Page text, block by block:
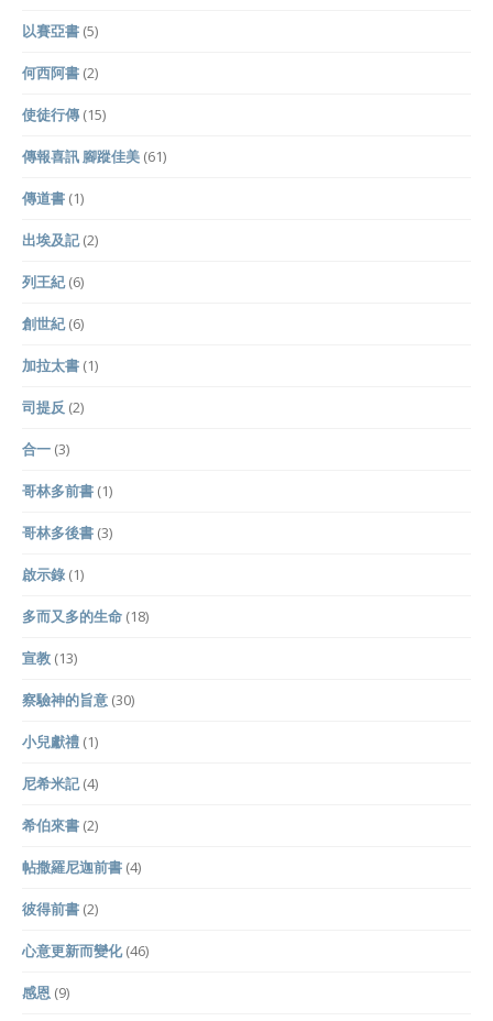
以賽亞書 (5)
何西阿書 (2)
使徒行傳 (15)
傳報喜訊 腳蹤佳美 (61)
傳道書 (1)
出埃及記(2)
列王紀(6)
創世紀(6)
加拉太書 (1)
司提反 (2)
合一 (3)
哥林多前書 (1)
哥林多後書 (3)
啟示錄 (1)
多而又多的生命 (18)
宣教 (13)
察驗神的旨意 (30)
小兒獻禮 (1)
尼希米記(4)
希伯來書 (2)
帖撒羅尼迦前書 (4)
彼得前書 (2)
心意更新而變化(46)
感恩 (9)